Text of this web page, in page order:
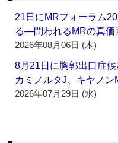
21日にMRフォーラム
る―問われるMRの真
2026年08月06日 (木)
8月21日に胸郭出口症
カミノルタJ、キヤノン
2026年07月29日 (水)